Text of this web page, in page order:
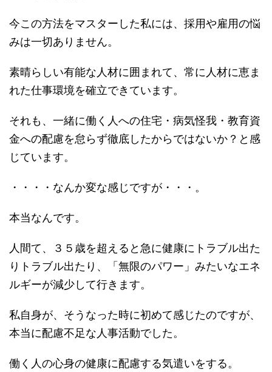
今この方法をマスターした私には、採用や雇用の悩
みは一切ありません。
素晴らしい有能な人材に囲まれて、常に人材に恵ま
れた仕事環境を確立できています。
それも、一緒に働く人への住宅・病気怪我・教育資
金への配慮を怠らず徹底したからではないか？と感
じています。
・・・・なんか変な感じですが・・・。
本当なんです。
人間て、３５歳を超えると急に健康にトラブル出た
りトラブル出たり、「無限のパワー」みたいなエネ
ルギーが減少して行きます。
私自身が、そうなった時に初めて感じたのですが、
本当に配慮不足な人事活動でした。
働く人の心身の健康に配慮する気遣いをする。